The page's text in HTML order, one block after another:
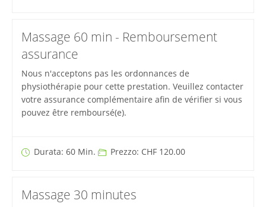
Massage 60 min - Remboursement
assurance
Nous n'acceptons pas les ordonnances de
physiothérapie pour cette prestation. Veuillez contacter
votre assurance complémentaire afin de vérifier si vous
pouvez être remboursé(e).
Durata: 60 Min. Prezzo: CHF 120.00
Massage 30 minutes